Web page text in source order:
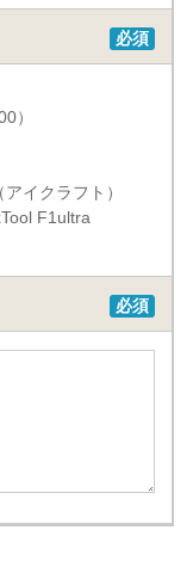
必須
）
イクラフト）
F1ultra
必須